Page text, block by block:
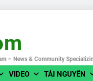
– News & Community
VIDEO TÀI NGUYÊN